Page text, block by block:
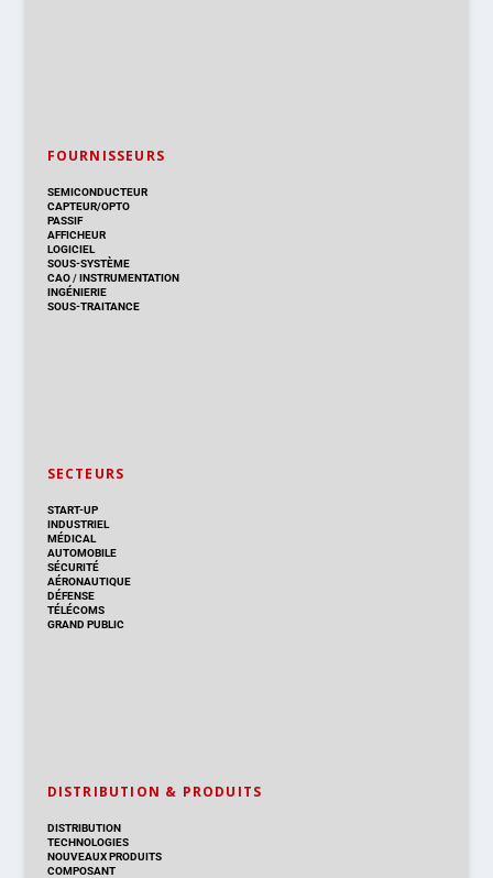
FOURNISSEURS
SEMICONDUCTEUR
CAPTEUR/OPTO
PASSIF
AFFICHEUR
LOGICIEL
SOUS-SYSTÈME
CAO/INSTRUMENTATION
INGÉNIERIE
SOUS-TRAITANCE
SECTEURS
START-UP
INDUSTRIEL
MÉDICAL
AUTOMOBILE
SÉCURITÉ
AÉRONAUTIQUE
DÉFENSE
TÉLÉCOMS
GRAND PUBLIC
DISTRIBUTION & PRODUITS
DISTRIBUTION
TECHNOLOGIES
NOUVEAUX PRODUITS
COMPOSANT